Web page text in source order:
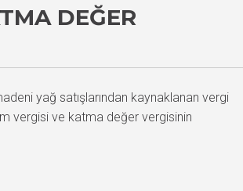
DEĞER
yağ satışlarından kaynaklanan vergi
vergisi ve katma değer vergisinin